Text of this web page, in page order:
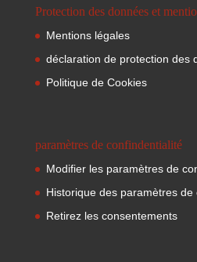
Protection des données et
Mentions légales
déclaration de protection des
Politique de Cookies
paramètres de confindentialité
Modifier les paramètres de
Historique des paramètres de
Retirez les consentements